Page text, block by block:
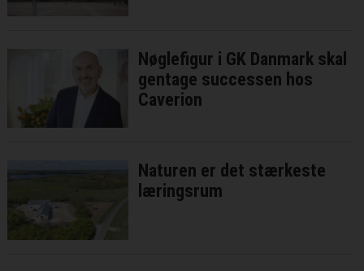
Nøglefigur i GK Danmark skal
gentage successen hos
Caverion
Naturen er det stærkeste
læringsrum